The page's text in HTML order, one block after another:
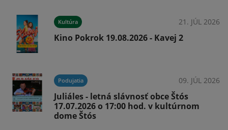
Kultúra 21. JÚL 2026
Kino Pokrok 19.08.2026 - Kavej 2
Podujatia 09. JÚL 2026
Juliáles - letná slávnosť obce Štós
17.07.2026 o 17:00 hod. v kultúrnom
dome Štós